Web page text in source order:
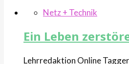
Netz + Technik
Ein Leben
Lehrredaktion OnlineTagger